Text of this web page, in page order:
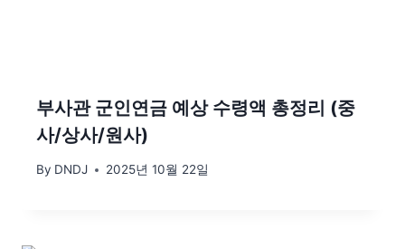
부사관 군인연금 예상 수령액 총정리 (중
사/상사/원사)
By DNDJ 2025년 10월 22일